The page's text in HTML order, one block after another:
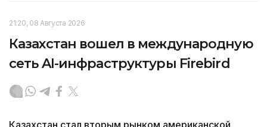
21:20, 08 Августа 2026
Казахстан вошел в международную
сеть AI-инфраструктуры Firebird
Казахстан стал вторым рынком американской